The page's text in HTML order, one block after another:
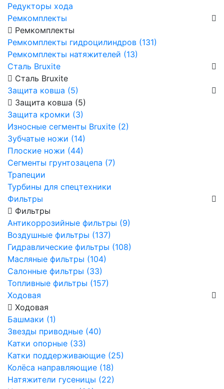
Редукторы хода
Ремкомплекты
Ремкомплекты
Ремкомплекты гидроцилиндров (131)
Ремкомплекты натяжителей (13)
Сталь Bruxite
Сталь Bruxite
Защита ковша (5)
Защита ковша (5)
Защита кромки (3)
Износные сегменты Bruxite (2)
Зубчатые ножи (14)
Плоские ножи (44)
Сегменты грунтозацепа (7)
Трапеции
Турбины для спецтехники
Фильтры
Фильтры
Антикоррозийные фильтры (9)
Воздушные фильтры (137)
Гидравлические фильтры (108)
Масляные фильтры (104)
Салонные фильтры (33)
Топливные фильтры (157)
Ходовая
Ходовая
Башмаки (1)
Звезды приводные (40)
Катки опорные (33)
Катки поддерживающие (25)
Колёса направляющие (18)
Натяжители гусеницы (22)